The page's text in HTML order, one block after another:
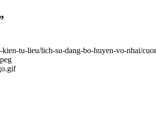
tu-lieu/lich-su-dang-bo-huyen-vo-nhai/